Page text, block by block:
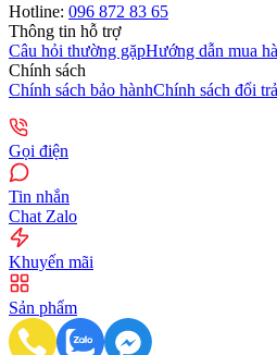
Hotline: 096 872 83 65
Thông tin hỗ trợ
Câu hỏi thường gặpHướng dẫn mua
Chính sách
Chính sách bảo hànhChính sách đổi trả
Gọi điện
Tin nhắn
Chat Zalo
Khuyến mãi
Sản phẩm